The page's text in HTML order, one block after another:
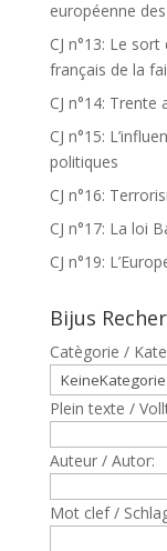
européenne
CJ n°13: Le
français de la
CJ n°14:
CJ n°15:
politiques
CJ n°16:
CJ n°17: La loi
CJ n°19:
Bijus
Catègorie /
Plein texte /
Auteur / Autor:
Mot clef /